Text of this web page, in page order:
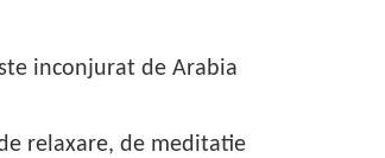
inconjurat de Arabia
relaxare, de meditatie